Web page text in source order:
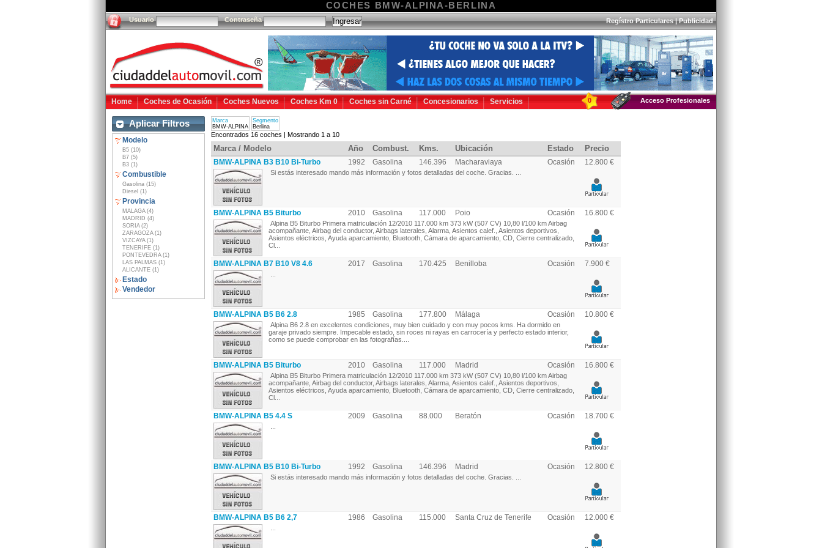
COCHES BMW-ALPINA-BERLINA
Usuario Contraseña Regístro Particulares|Publicidad
Home Coches de Ocasión Coches Nuevos Coches Km 0 Coches sin Carné Concesionarios Servicios 0 Acceso Profesionales
Aplicar Filtros
Modelo
B5 (10)
B7 (5)
B3 (1)
Combustible
Gasolina (15)
Diesel (1)
Provincia
MALAGA (4)
MADRID (4)
SORIA (2)
ZARAGOZA (1)
VIZCAYA (1)
TENERIFE (1)
PONTEVEDRA (1)
LAS PALMAS (1)
ALICANTE (1)
Estado
Vendedor
Marca
BMW-ALPINA
Segmento
Berlina
Encontrados 16 coches | Mostrando 1 a 10
Marca / Modelo Año Combust. Kms. Ubicación Estado Precio
BMW-ALPINA B3 B10 Bi-Turbo 1992 Gasolina 146.396 Macharaviaya Ocasión 12.800 €
Si estás interesado mando más información y fotos detalladas del coche. Gracias. ...
BMW-ALPINA B5 Biturbo 2010 Gasolina 117.000 Poio Ocasión 16.800 €
Alpina B5 Biturbo Primera matriculación 12/2010 117.000 km 373 kW (507 CV) 10,80 l/100 km Airbag
acompañante, Airbag del conductor, Airbags laterales, Alarma, Asientos calef., Asientos deportivos,
Asientos eléctricos, Ayuda aparcamiento, Bluetooth, Cámara de aparcamiento, CD, Cierre centralizado,
Cl...
BMW-ALPINA B7 B10 V8 4.6 2017 Gasolina 170.425 Benilloba Ocasión 7.900 €
BMW-ALPINA B5 B6 2.8 1985 Gasolina 177.800 Málaga Ocasión 10.800 €
Alpina B6 2.8 en excelentes condiciones, muy bien cuidado y con muy pocos kms. Ha dormido en
garaje privado siempre. Impecable estado, sin roces ni rayas en carrocería y perfecto estado interior,
como se puede comprobar en las fotografías....
BMW-ALPINA B5 Biturbo 2010 Gasolina 117.000 Madrid Ocasión 16.800 €
Alpina B5 Biturbo Primera matriculación 12/2010 117.000 km 373 kW (507 CV) 10,80 l/100 km Airbag
acompañante, Airbag del conductor, Airbags laterales, Alarma, Asientos calef., Asientos deportivos,
Asientos eléctricos, Ayuda aparcamiento, Bluetooth, Cámara de aparcamiento, CD, Cierre centralizado,
Cl...
BMW-ALPINA B5 4.4 S 2009 Gasolina 88.000 Beratón Ocasión 18.700 €
BMW-ALPINA B5 B10 Bi-Turbo 1992 Gasolina 146.396 Madrid Ocasión 12.800 €
Si estás interesado mando más información y fotos detalladas del coche. Gracias. ...
BMW-ALPINA B5 B6 2,7 1986 Gasolina 115.000 Santa Cruz de Tenerife Ocasión 12.000 €